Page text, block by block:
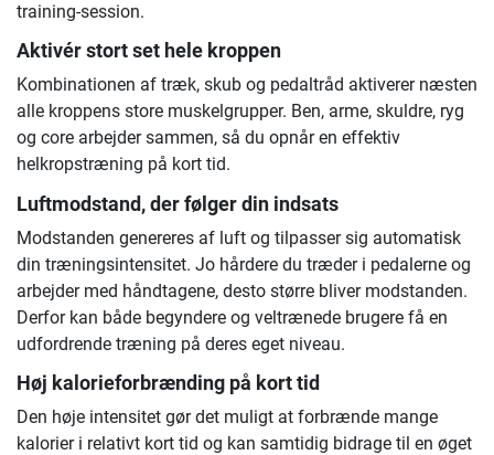
training-session.
Aktivér stort set hele kroppen
Kombinationen af træk, skub og pedaltråd aktiverer næsten
alle kroppens store muskelgrupper. Ben, arme, skuldre, ryg
og core arbejder sammen, så du opnår en effektiv
helkropstræning på kort tid.
Luftmodstand, der følger din indsats
Modstanden genereres af luft og tilpasser sig automatisk
din træningsintensitet. Jo hårdere du træder i pedalerne og
arbejder med håndtagene, desto større bliver modstanden.
Derfor kan både begyndere og veltrænede brugere få en
udfordrende træning på deres eget niveau.
Høj kalorieforbrænding på kort tid
Den høje intensitet gør det muligt at forbrænde mange
kalorier i relativt kort tid og kan samtidig bidrage til en øget